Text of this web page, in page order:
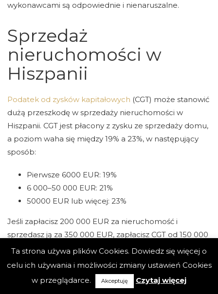
wykonawcami są odpowiednie i nienaruszalne.
Sprzedaż
nieruchomości w
Hiszpanii
Podatek od zysków kapitałowych (CGT) może stanowić
dużą przeszkodę w sprzedaży nieruchomości w
Hiszpanii. CGT jest płacony z zysku ze sprzedaży domu,
a poziom waha się między 19% a 23%, w następujący
sposób:
Pierwsze 6000 EUR: 19%
6 000–50 000 EUR: 21%
50000 EUR lub więcej: 23%
Jeśli zapłacisz 200 000 EUR za nieruchomość i
sprzedasz ją za 350 000 EUR, zapłacisz CGT od 150 000
EUR. Dzięki wielopoziomowemu systemowi daje to
łącznie 33 260 EUR.
Możesz ubiegać się o obniżenie CGT w celu
Ta strona używa plików Cookies. Dowiedz się więcej o
celu ich używania i możliwości zmiany ustawień Cookies
w przeglądarce.
Akceptuję Czytaj więcej